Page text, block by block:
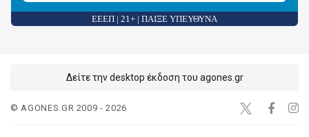
ΕΕΕΠ | 21+ | ΠΑΙΞΕ ΥΠΕΥΘΥΝΑ
Δείτε την desktop έκδοση του agones.gr
© AGONES.GR 2009 - 2026